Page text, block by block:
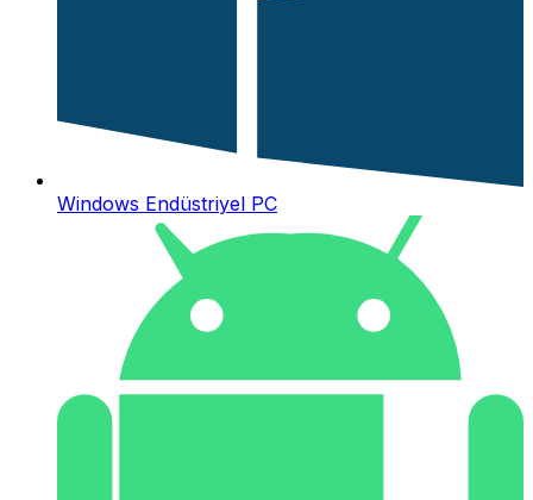
Windows Endüstriyel PC